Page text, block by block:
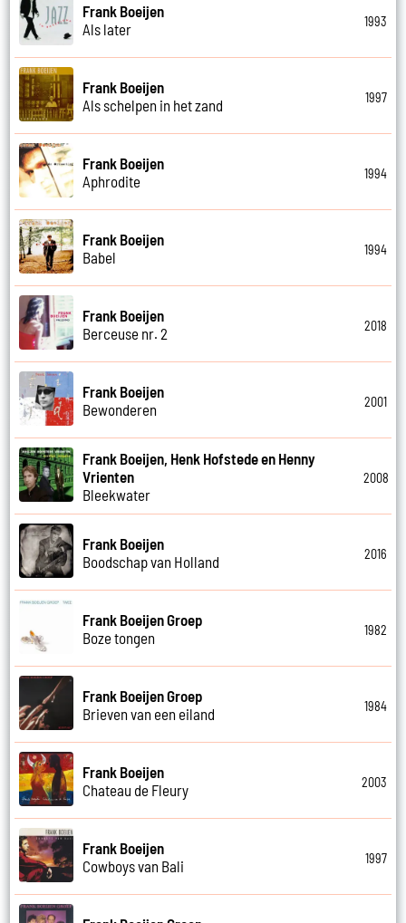
Frank Boeijen
Als later
1993
Frank Boeijen
Als schelpen in het zand
1997
Frank Boeijen
Aphrodite
1994
Frank Boeijen
Babel
1994
Frank Boeijen
Berceuse nr. 2
2018
Frank Boeijen
Bewonderen
2001
Frank Boeijen, Henk Hofstede en Henny
Vrienten
Bleekwater
2008
Frank Boeijen
Boodschap van Holland
2016
Frank Boeijen Groep
Boze tongen
1982
Frank Boeijen Groep
Brieven van een eiland
1984
Frank Boeijen
Chateau de Fleury
2003
Frank Boeijen
Cowboys van Bali
1997